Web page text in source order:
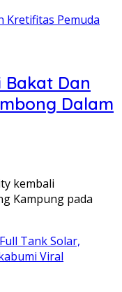
Bakat Dan
Dalam
kembali
Kampung pada